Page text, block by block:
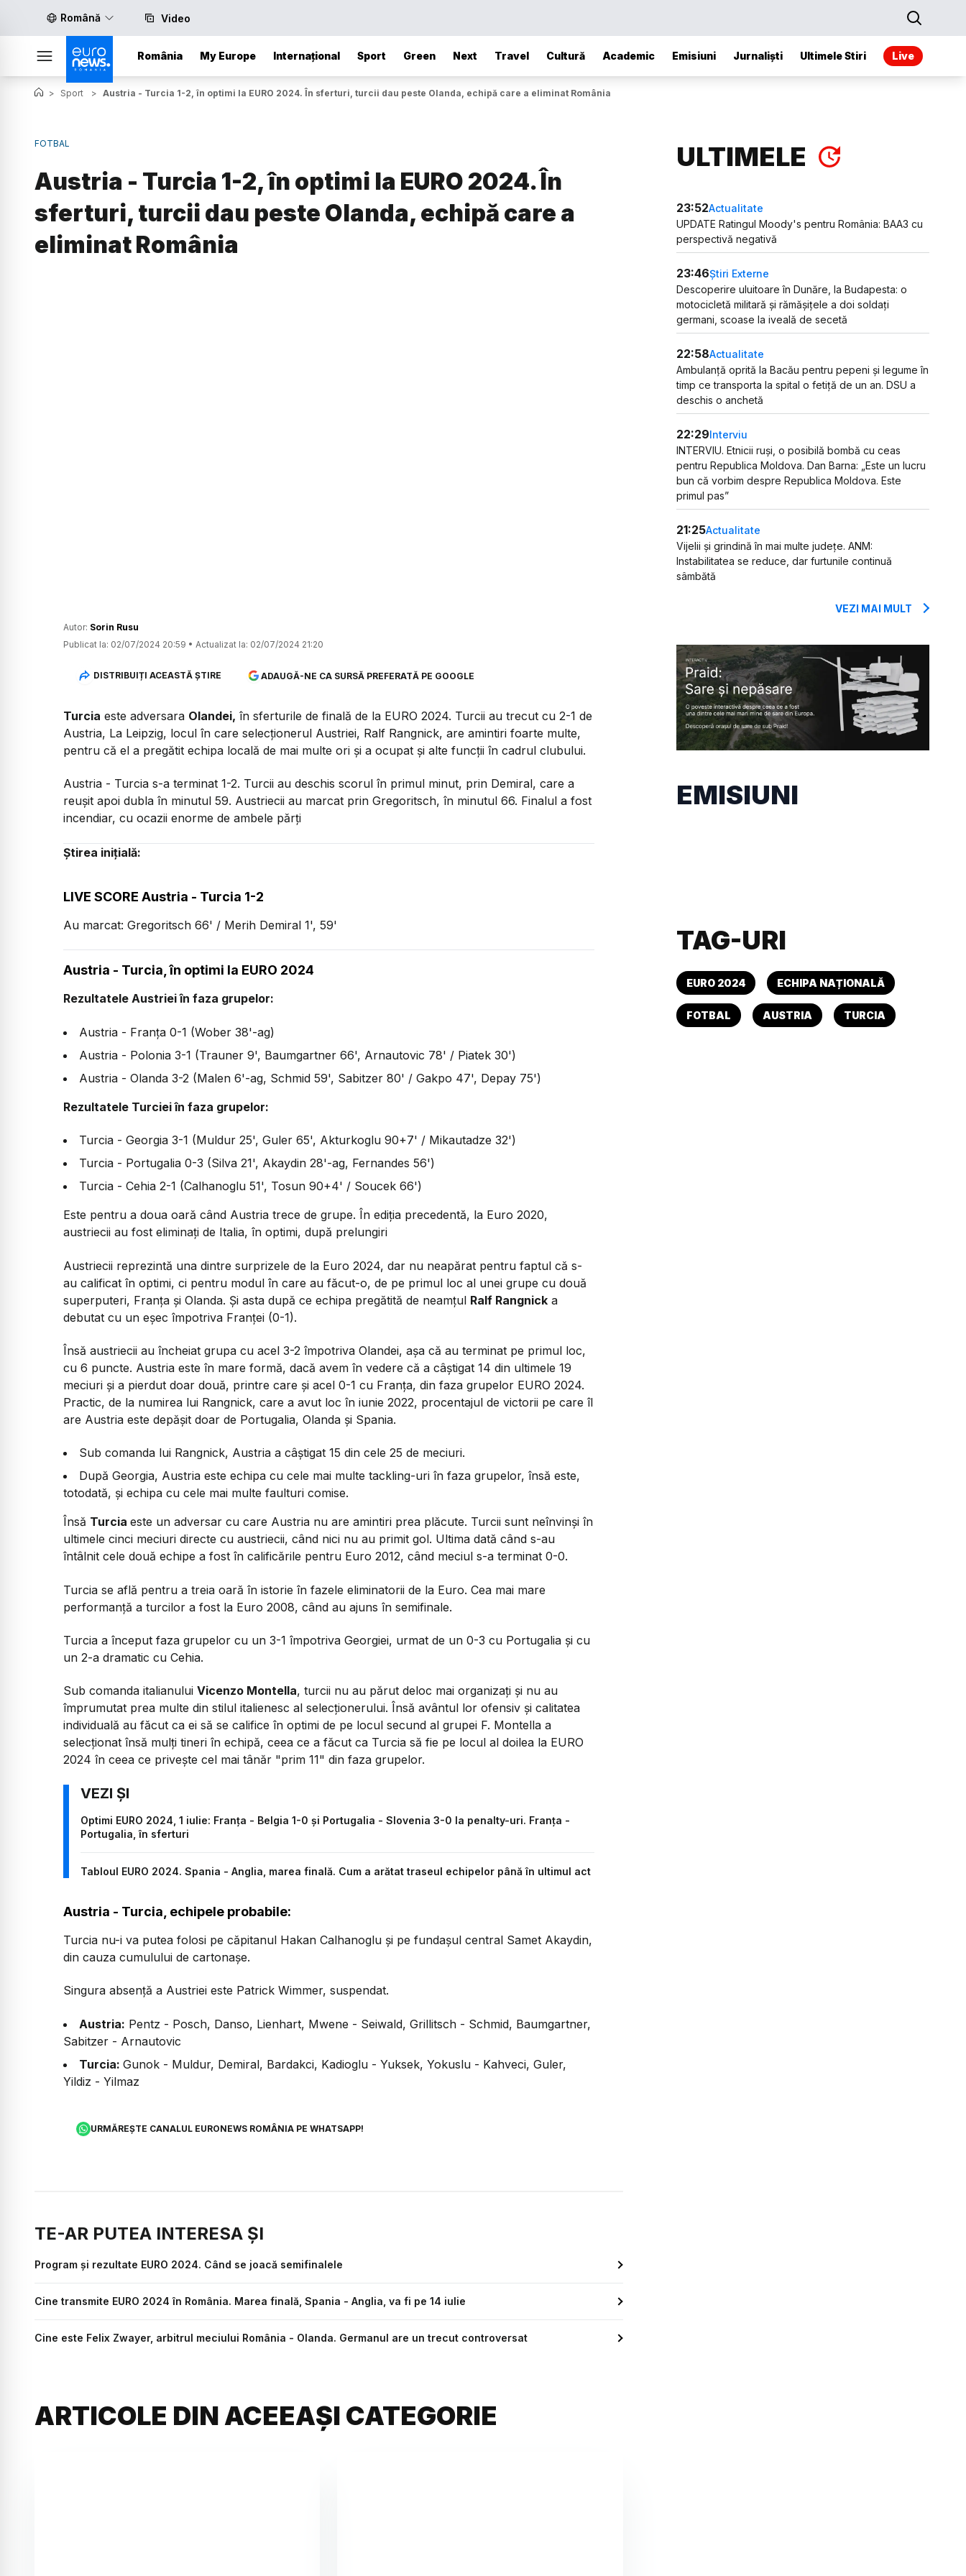
Română Video
România My Europe Internațional Sport Green Next Travel Cultură Academic Emisiuni Jurnaliști Ultimele Stiri Live
> Sport > Austria - Turcia 1-2, în optimi la EURO 2024. În sferturi, turcii dau peste Olanda, echipă care a eliminat România
FOTBAL
Austria - Turcia 1-2, în optimi la EURO 2024. În
sferturi, turcii dau peste Olanda, echipă care a
eliminat România
Autor: Sorin Rusu
Publicat la: 02/07/2024 20:59 • Actualizat la: 02/07/2024 21:20
DISTRIBUIȚI ACEASTĂ ȘTIRE ADAUGĂ-NE CA SURSĂ PREFERATĂ PE GOOGLE
Turcia este adversara Olandei, în sferturile de finală de la EURO 2024. Turcii au trecut cu 2-1 de
Austria, La Leipzig, locul în care selecționerul Austriei, Ralf Rangnick, are amintiri foarte multe,
pentru că el a pregătit echipa locală de mai multe ori și a ocupat și alte funcții în cadrul clubului.
Austria - Turcia s-a terminat 1-2. Turcii au deschis scorul în primul minut, prin Demiral, care a
reușit apoi dubla în minutul 59. Austriecii au marcat prin Gregoritsch, în minutul 66. Finalul a fost
incendiar, cu ocazii enorme de ambele părți
Știrea inițială:
LIVE SCORE Austria - Turcia 1-2
Au marcat: Gregoritsch 66' / Merih Demiral 1', 59'
Austria - Turcia, în optimi la EURO 2024
Rezultatele Austriei în faza grupelor:
Austria - Franța 0-1 (Wober 38'-ag)
Austria - Polonia 3-1 (Trauner 9', Baumgartner 66', Arnautovic 78' / Piatek 30')
Austria - Olanda 3-2 (Malen 6'-ag, Schmid 59', Sabitzer 80' / Gakpo 47', Depay 75')
Rezultatele Turciei în faza grupelor:
Turcia - Georgia 3-1 (Muldur 25', Guler 65', Akturkoglu 90+7' / Mikautadze 32')
Turcia - Portugalia 0-3 (Silva 21', Akaydin 28'-ag, Fernandes 56')
Turcia - Cehia 2-1 (Calhanoglu 51', Tosun 90+4' / Soucek 66')
Este pentru a doua oară când Austria trece de grupe. În ediția precedentă, la Euro 2020,
austriecii au fost eliminați de Italia, în optimi, după prelungiri
Austriecii reprezintă una dintre surprizele de la Euro 2024, dar nu neapărat pentru faptul că s-
au calificat în optimi, ci pentru modul în care au făcut-o, de pe primul loc al unei grupe cu două
superputeri, Franța și Olanda. Și asta după ce echipa pregătită de neamțul Ralf Rangnick a
debutat cu un eșec împotriva Franței (0-1).
Însă austriecii au încheiat grupa cu acel 3-2 împotriva Olandei, așa că au terminat pe primul loc,
cu 6 puncte. Austria este în mare formă, dacă avem în vedere că a câștigat 14 din ultimele 19
meciuri și a pierdut doar două, printre care și acel 0-1 cu Franța, din faza grupelor EURO 2024.
Practic, de la numirea lui Rangnick, care a avut loc în iunie 2022, procentajul de victorii pe care îl
are Austria este depășit doar de Portugalia, Olanda și Spania.
Sub comanda lui Rangnick, Austria a câștigat 15 din cele 25 de meciuri.
După Georgia, Austria este echipa cu cele mai multe tackling-uri în faza grupelor, însă este,
totodată, și echipa cu cele mai multe faulturi comise.
Însă Turcia este un adversar cu care Austria nu are amintiri prea plăcute. Turcii sunt neînvinși în
ultimele cinci meciuri directe cu austriecii, când nici nu au primit gol. Ultima dată când s-au
întâlnit cele două echipe a fost în calificările pentru Euro 2012, când meciul s-a terminat 0-0.
Turcia se află pentru a treia oară în istorie în fazele eliminatorii de la Euro. Cea mai mare
performanță a turcilor a fost la Euro 2008, când au ajuns în semifinale.
Turcia a început faza grupelor cu un 3-1 împotriva Georgiei, urmat de un 0-3 cu Portugalia și cu
un 2-a dramatic cu Cehia.
Sub comanda italianului Vicenzo Montella, turcii nu au părut deloc mai organizați și nu au
împrumutat prea multe din stilul italienesc al selecționerului. Însă avântul lor ofensiv și calitatea
individuală au făcut ca ei să se califice în optimi de pe locul secund al grupei F. Montella a
selecționat însă mulți tineri în echipă, ceea ce a făcut ca Turcia să fie pe locul al doilea la EURO
2024 în ceea ce privește cel mai tânăr "prim 11" din faza grupelor.
Optimi EURO 2024, 1 iulie: Franța - Belgia 1-0 și Portugalia - Slovenia 3-0 la penalty-uri. Franța -
Portugalia, în sferturi
Tabloul EURO 2024. Spania - Anglia, marea finală. Cum a arătat traseul echipelor până în ultimul act
Austria - Turcia, echipele probabile:
Turcia nu-i va putea folosi pe căpitanul Hakan Calhanoglu și pe fundașul central Samet Akaydin,
din cauza cumulului de cartonașe.
Singura absență a Austriei este Patrick Wimmer, suspendat.
Austria: Pentz - Posch, Danso, Lienhart, Mwene - Seiwald, Grillitsch - Schmid, Baumgartner,
Sabitzer - Arnautovic
Turcia: Gunok - Muldur, Demiral, Bardakci, Kadioglu - Yuksek, Yokuslu - Kahveci, Guler,
Yildiz - Yilmaz
URMĂREȘTE CANALUL EURONEWS ROMÂNIA PE WHATSAPP!
TE-AR PUTEA INTERESA ȘI
Program și rezultate EURO 2024. Când se joacă semifinalele
Cine transmite EURO 2024 în România. Marea finală, Spania - Anglia, va fi pe 14 iulie
Cine este Felix Zwayer, arbitrul meciului România - Olanda. Germanul are un trecut controversat
ARTICOLE DIN ACEEAȘI CATEGORIE
ULTIMELE
23:52Actualitate
UPDATE Ratingul Moody's pentru România: BAA3 cu
perspectivă negativă
23:46Știri Externe
Descoperire uluitoare în Dunăre, la Budapesta: o
motocicletă militară și rămășițele a doi soldați
germani, scoase la iveală de secetă
22:58Actualitate
Ambulanță oprită la Bacău pentru pepeni și legume în
timp ce transporta la spital o fetiță de un an. DSU a
deschis o anchetă
22:29Interviu
INTERVIU. Etnicii ruși, o posibilă bombă cu ceas
pentru Republica Moldova. Dan Barna: „Este un lucru
bun că vorbim despre Republica Moldova. Este
primul pas”
21:25Actualitate
Vijelii și grindină în mai multe județe. ANM:
Instabilitatea se reduce, dar furtunile continuă
sâmbătă
VEZI MAI MULT
EMISIUNI
TAG-URI
EURO 2024 ECHIPA NAȚIONALĂ
FOTBAL AUSTRIA TURCIA